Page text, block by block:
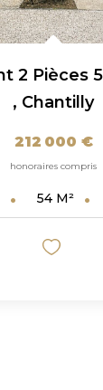
, Chantilly
212 000 €
honoraires compris
54 M²